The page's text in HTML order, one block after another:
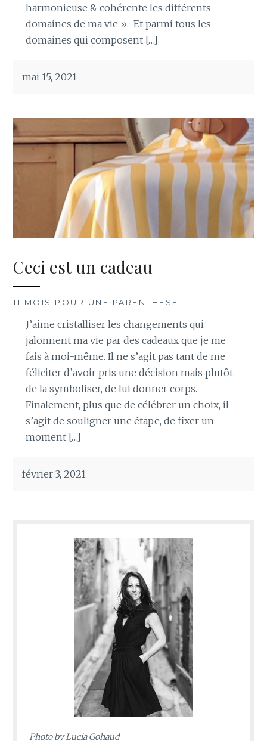
harmonieuse & cohérente les différents
domaines de ma vie ». Et parmi tous les
domaines qui composent […]
mai 15, 2021
Ceci est un cadeau
11 MOIS POUR UNE PARENTHESE
J’aime cristalliser les changements qui
jalonnent ma vie par des cadeaux que je me
fais à moi-même. Il ne s’agit pas tant de me
féliciter d’avoir pris une décision mais plutôt
de la symboliser, de lui donner corps.
Finalement, plus que de célébrer un choix, il
s’agit de souligner une étape, de fixer un
moment […]
février 3, 2021
Photo byLucia Gohaud